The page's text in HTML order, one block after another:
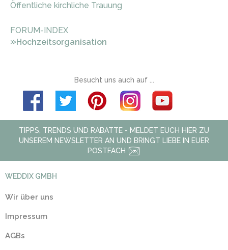
Öffentliche kirchliche Trauung
FORUM-INDEX
»Hochzeitsorganisation
Besucht uns auch auf ...
TIPPS, TRENDS UND RABATTE - MELDET EUCH HIER ZU
UNSEREM NEWSLETTER AN UND BRINGT LIEBE IN EUER
POSTFACH
WEDDIX GMBH
Wir über uns
Impressum
AGBs